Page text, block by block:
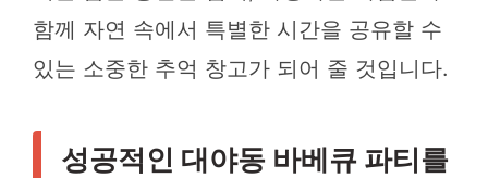
함께 자연 속에서 특별한 시간을 공유할 수
있는 소중한 추억 창고가 되어 줄 것입니다.
성공적인 대야동 바베큐 파티를